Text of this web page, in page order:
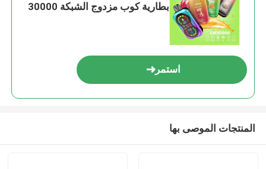
بطارية كوب مزدوج الشبكة 30000
استمر
المنتجات الموصى بها